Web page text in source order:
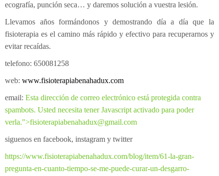
¿Qué tipo de síntomas ha de presentar que nos llamen
la atención?
Osteopatía deportiva
Osteopatía odontológica
Ecografía
EPI - Epte
ecografía, punción seca… y daremos solución a vuestra lesión.
Llevamos años formándonos y demostrando día a día que la
fisioterapia es el camino más rápido y efectivo para recuperarnos y
evitar recaídas.
telefono: 650081258
web: www.fisioterapiabenahadux.com
email: Esta dirección de correo electrónico está protegida contra
spambots. Usted necesita tener Javascript activado para poder
verla.">fisioterapiabenahadux@gmail.com
siguenos en facebook, instagram y twitter
https://www.fisioterapiabenahadux.com/blog/item/61-la-gran-
pregunta-en-cuanto-tiempo-se-me-puede-curar-un-desgarro-